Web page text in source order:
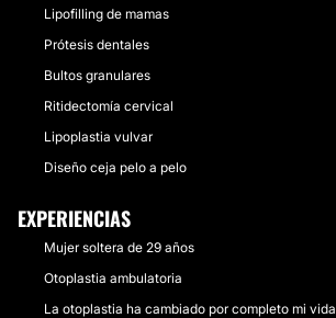
Lipofilling de mamas
Prótesis dentales
Bultos granulares
Ritidectomía cervical
Lipoplastia vulvar
Diseño ceja pelo a pelo
EXPERIENCIAS
Mujer soltera de 29 años
Otoplastia ambulatoria
La otoplastia ha cambiado por completo mi vida